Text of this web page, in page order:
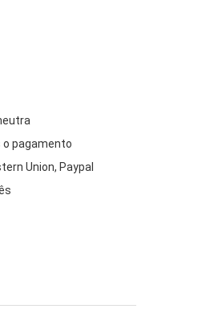
o pagamento
Union, Paypal